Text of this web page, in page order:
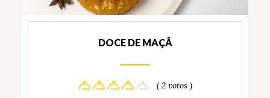
DOCE DE MAÇÃ
( 2 votos )